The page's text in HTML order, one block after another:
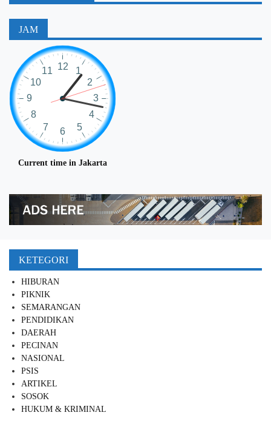
JAM
Current time in Jakarta
KETEGORI
HIBURAN
PIKNIK
SEMARANGAN
PENDIDIKAN
DAERAH
PECINAN
NASIONAL
PSIS
ARTIKEL
SOSOK
HUKUM & KRIMINAL